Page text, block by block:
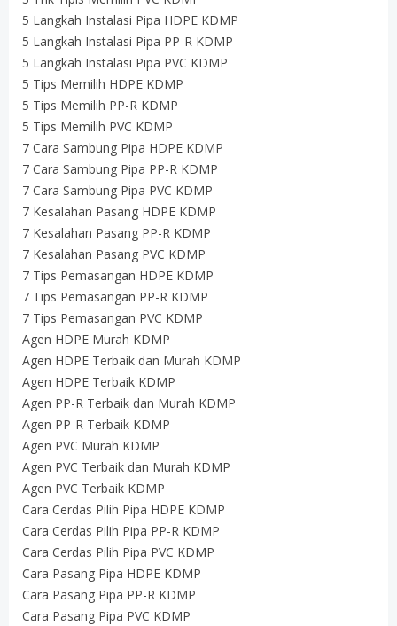
5 Langkah Instalasi Pipa HDPE KDMP
5 Langkah Instalasi Pipa PP-R KDMP
5 Langkah Instalasi Pipa PVC KDMP
5 Tips Memilih HDPE KDMP
5 Tips Memilih PP-R KDMP
5 Tips Memilih PVC KDMP
7 Cara Sambung Pipa HDPE KDMP
7 Cara Sambung Pipa PP-R KDMP
7 Cara Sambung Pipa PVC KDMP
7 Kesalahan Pasang HDPE KDMP
7 Kesalahan Pasang PP-R KDMP
7 Kesalahan Pasang PVC KDMP
7 Tips Pemasangan HDPE KDMP
7 Tips Pemasangan PP-R KDMP
7 Tips Pemasangan PVC KDMP
Agen HDPE Murah KDMP
Agen HDPE Terbaik dan Murah KDMP
Agen HDPE Terbaik KDMP
Agen PP-R Terbaik dan Murah KDMP
Agen PP-R Terbaik KDMP
Agen PVC Murah KDMP
Agen PVC Terbaik dan Murah KDMP
Agen PVC Terbaik KDMP
Cara Cerdas Pilih Pipa HDPE KDMP
Cara Cerdas Pilih Pipa PP-R KDMP
Cara Cerdas Pilih Pipa PVC KDMP
Cara Pasang Pipa HDPE KDMP
Cara Pasang Pipa PP-R KDMP
Cara Pasang Pipa PVC KDMP